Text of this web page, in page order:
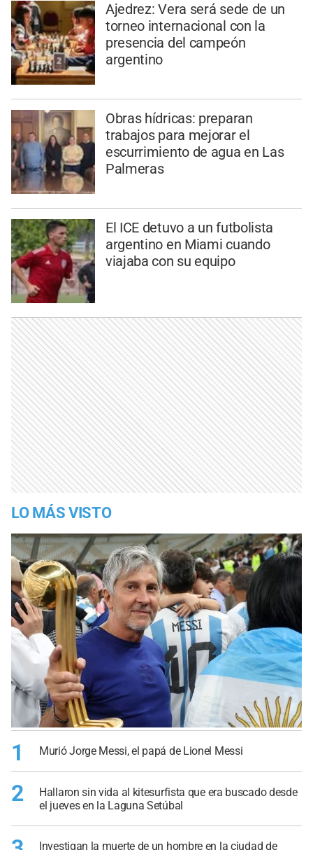
Ajedrez: Vera será sede de un
torneo internacional con la
presencia del campeón
argentino
Obras hídricas: preparan
trabajos para mejorar el
escurrimiento de agua en Las
Palmeras
El ICE detuvo a un futbolista
argentino en Miami cuando
viajaba con su equipo
LO MÁS VISTO
1 Murió Jorge Messi, el papá de Lionel Messi
2
Hallaron sin vida al kitesurfista que era buscado desde
el jueves en la Laguna Setúbal
Investigan la muerte de un hombre en la ciudad de